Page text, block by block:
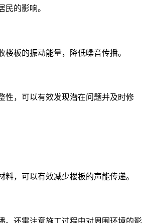
的影响。
板的振动能量，降低噪音传播。
性，可以有效发现潜在问题并及时修
，可以有效减少楼板的声能传递。
。还需注意施工过程中对周围环境的影